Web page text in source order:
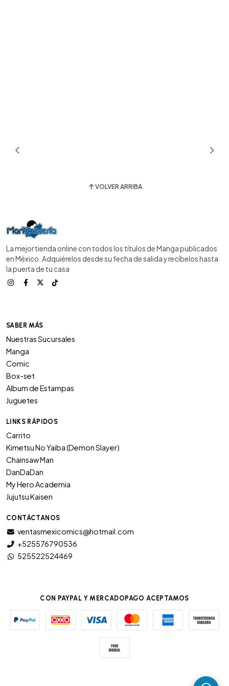
VOLVER ARRIBA
La mejor tienda online con todos los títulos de Manga publicados
en México. Adquiérelos desde su fecha de salida y recíbelos hasta
la puerta de tu casa
SABER MÁS
Nuestras Sucursales
Manga
Comic
Box-set
Album de Estampas
Juguetes
LINKS RÁPIDOS
Carrito
Kimetsu No Yaiba (Demon Slayer)
Chainsaw Man
DanDaDan
My Hero Academia
Jujutsu Kaisen
CONTÁCTANOS
ventasmexicomics@hotmail.com
+525576790536
525522524469
CON PAYPAL Y MERCADOPAGO ACEPTAMOS